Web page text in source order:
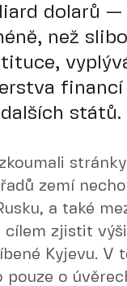
dolarů —
než
financí
států.
zemí
a také
cílem zjistit
Kyjevu. V
pouze o